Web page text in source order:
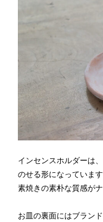
インセンスホルダーは
のせる形になっています
素焼きの素朴な質感が
お皿の裏面にはブラン